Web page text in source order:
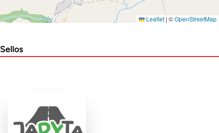
Leaflet | ©OpenStreetMap
Sellos